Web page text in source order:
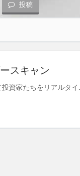
投稿
スキャン
資家たちをリアルタ